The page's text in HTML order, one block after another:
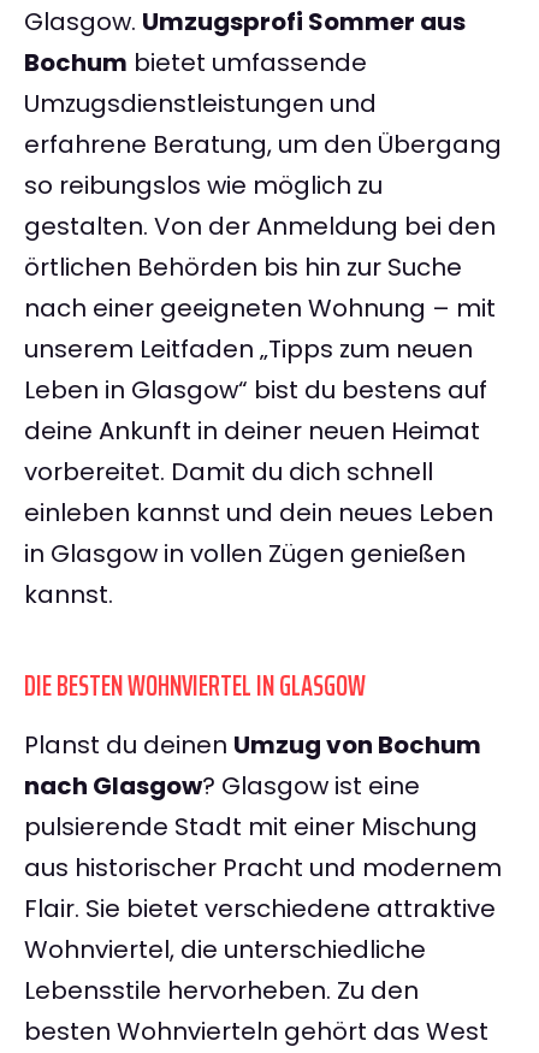
Glasgow. Umzugsprofi Sommer aus
Bochum bietet umfassende
Umzugsdienstleistungen und
erfahrene Beratung, um den Übergang
so reibungslos wie möglich zu
gestalten. Von der Anmeldung bei den
örtlichen Behörden bis hin zur Suche
nach einer geeigneten Wohnung – mit
unserem Leitfaden „Tipps zum neuen
Leben in Glasgow“ bist du bestens auf
deine Ankunft in deiner neuen Heimat
vorbereitet. Damit du dich schnell
einleben kannst und dein neues Leben
in Glasgow in vollen Zügen genießen
kannst.
DIE BESTEN WOHNVIERTEL IN GLASGOW
Planst du deinen Umzug von Bochum
nach Glasgow? Glasgow ist eine
pulsierende Stadt mit einer Mischung
aus historischer Pracht und modernem
Flair. Sie bietet verschiedene attraktive
Wohnviertel, die unterschiedliche
Lebensstile hervorheben. Zu den
besten Wohnvierteln gehört das West